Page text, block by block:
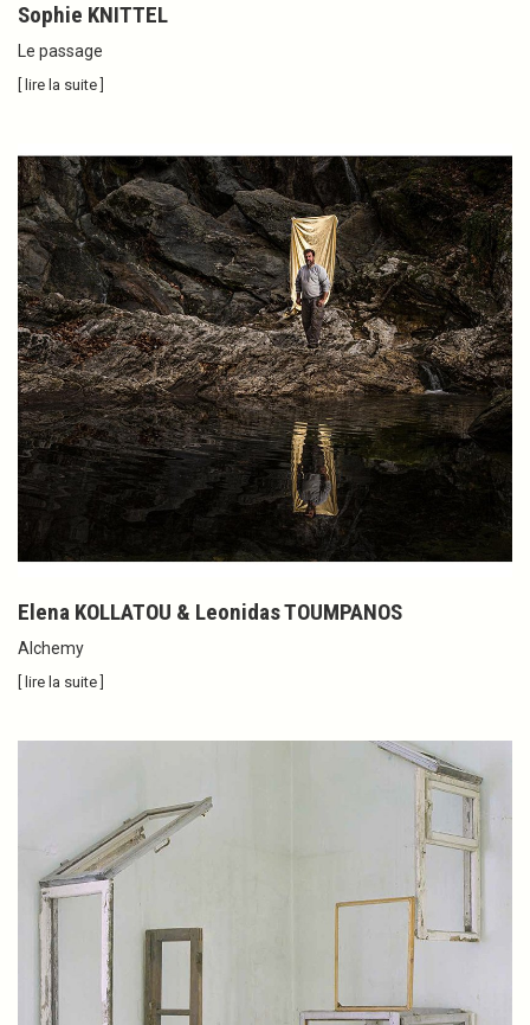
Sophie KNITTEL
Le passage
[ lire la suite ]
Elena KOLLATOU & Leonidas TOUMPANOS
Alchemy
[ lire la suite ]